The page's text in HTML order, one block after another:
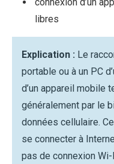
libres
Explication : Le
portable ou à un PC
d’un appareil mobile
généralement par le
données cellulaire.
se connecter à
pas de connexion